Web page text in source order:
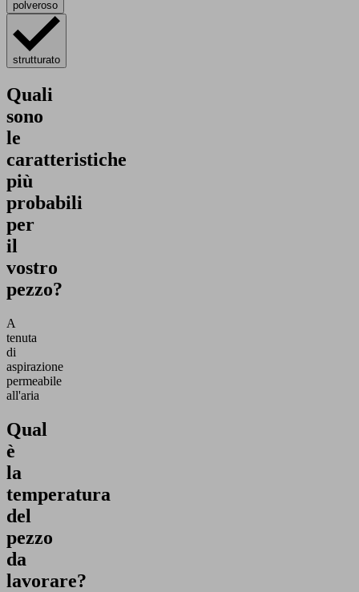
polveroso
strutturato
Quali
sono
le
caratteristiche
più
probabili
per
il
vostro
pezzo?
A
tenuta
di
aspirazione
permeabile
all'aria
Qual
è
la
temperatura
del
pezzo
da
lavorare?